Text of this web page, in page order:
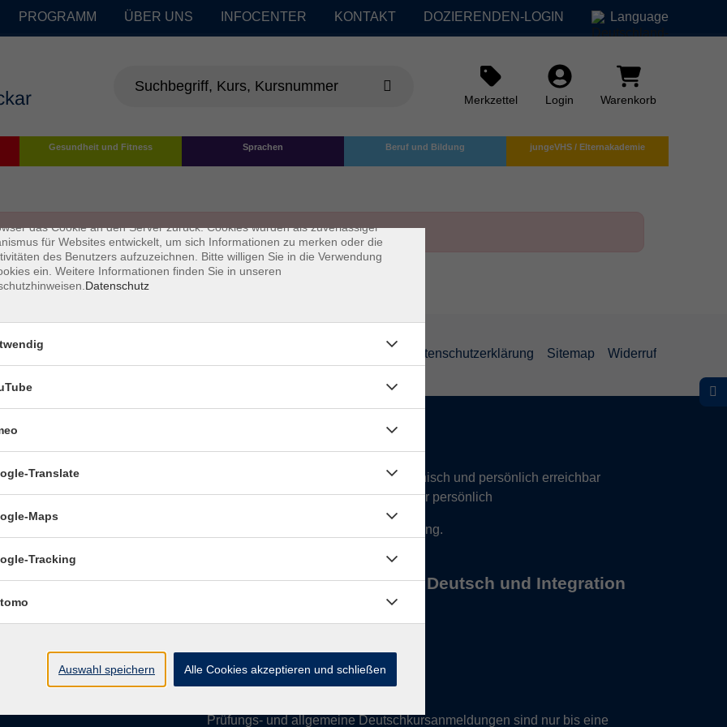
PROGRAMM ÜBER UNS INFOCENTER KONTAKT DOZIERENDEN-LOGIN Language
Merkzettel Login Warenkorb
Gesundheit und Fitness Sprachen Beruf und Bildung jungeVHS / Elternakademie
Datenschutzerklärung Sitemap Widerruf
Öffnungszeiten:
9–12.30 Uhr telefonisch und persönlich erreichbar
Mo–Do nachmittags:13.30–17 Uhr nur persönlich
Termine für Beratung nach Vereinbarung.
Öffnungszeiten des Büros Deutsch und Integration
Mi9-12 Uhr
Do & Frgeschlossen
Prüfungs- und allgemeine Deutschkursanmeldungen sind nur bis eine
sind kleine Datenmengen, die von einer Website gesendet und vom
das Cookie an den Server zurück. Cookies wurden als zuverlässiger
für Websites entwickelt, um sich Informationen zu merken oder die
des Benutzers aufzuzeichnen. Bitte willigen Sie in die Verwendung
ein. Weitere Informationen finden Sie in unseren
Datenschutz
×
Translate
Maps
Tracking
Auswahl speichern Alle Cookies akzeptieren und schließen